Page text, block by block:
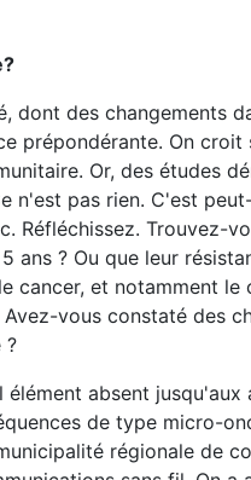
dont des changements
prépondérante. On
Or, des études
n'est pas rien. C'est
Réfléchissez. Trouvez-
ans ? Ou que leur
cancer, et notamment
vous constaté des
?
absent
de type micro-
régionale de